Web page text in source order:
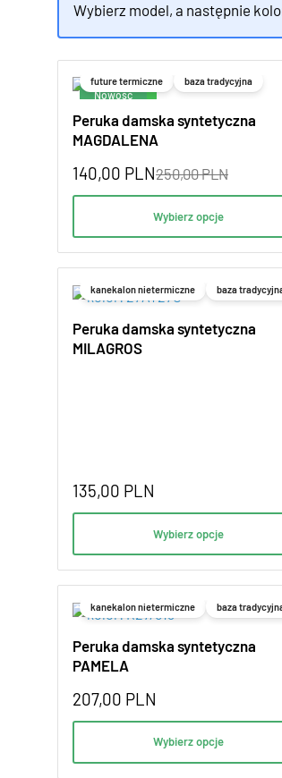
Wybierz model, a następnie
Promocja!
future termiczne baza tradycyjna
Peruka damska syntetyczna
MAGDALENA
250,00PLN
140,00 PLN
Wybierz opcje
kanekalon nietermiczne baza
Peruka damska syntetyczna
MILAGROS
135,00 PLN
Wybierz opcje
kanekalon nietermiczne baza
Peruka damska syntetyczna
PAMELA
207,00 PLN
Wybierz opcje